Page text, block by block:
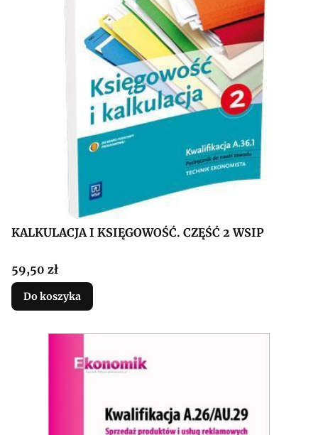
KALKULACJA I KSIĘGOWOŚĆ. CZĘŚĆ 2 WSIP
Cena
59,50 zł
Do koszyka